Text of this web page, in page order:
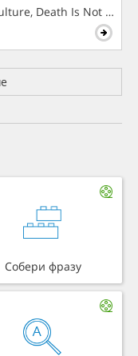
Death Is Not The
Собери фразу